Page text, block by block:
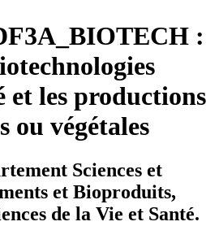
:
et les productions
ou végétales
Sciences et
et Bioproduits,
de la Vie et Santé.